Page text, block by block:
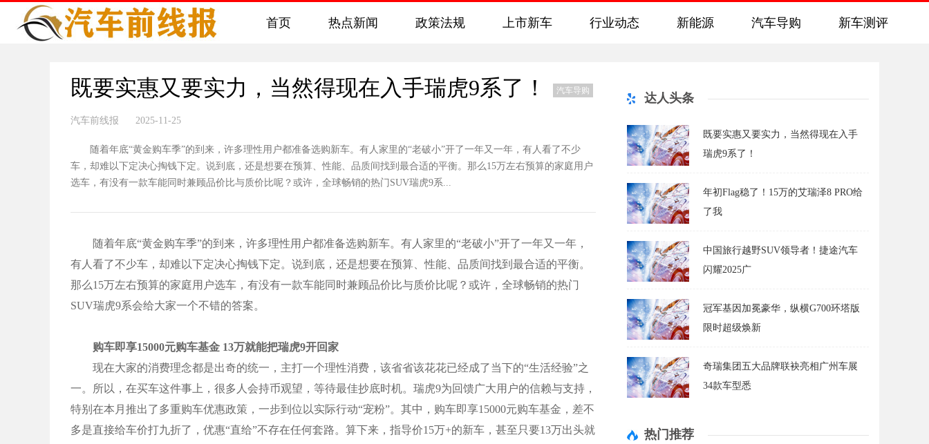
首页 热点新闻 政策法规 上市新车 行业动态 新能源 汽车导购 新车测评
既要实惠又要实力，当然得现在入手瑞虎9系了！ 汽车导购
汽车前线报 2025-11-25
随着年底“黄金购车季”的到来，许多理性用户都准备选购新车。有人家里的“老破小”开了一年又一年，有人看了不少
车，却难以下定决心掏钱下定。说到底，还是想要在预算、性能、品质间找到最合适的平衡。那么15万左右预算的家庭用户
选车，有没有一款车能同时兼顾品价比与质价比呢？或许，全球畅销的热门SUV瑞虎9系...
随着年底“黄金购车季”的到来，许多理性用户都准备选购新车。有人家里的“老破小”开了一年又一年，
有人看了不少车，却难以下定决心掏钱下定。说到底，还是想要在预算、性能、品质间找到最合适的平衡。
那么15万左右预算的家庭用户选车，有没有一款车能同时兼顾品价比与质价比呢？或许，全球畅销的热门
SUV瑞虎9系会给大家一个不错的答案。
购车即享15000元购车基金 13万就能把瑞虎9开回家
现在大家的消费理念都是出奇的统一，主打一个理性消费，该省省该花花已经成了当下的“生活经验”之
一。所以，在买车这件事上，很多人会持币观望，等待最佳抄底时机。瑞虎9为回馈广大用户的信赖与支持，
特别在本月推出了多重购车优惠政策，一步到位以实际行动“宠粉”。其中，购车即享15000元购车基金，差不
多是直接给车价打九折了，优惠“直给”不存在任何套路。算下来，指导价15万+的新车，甚至只要13万出头就
达人头条
既要实惠又要实力，当然得现在入手
瑞虎9系了！
年初Flag稳了！15万的艾瑞泽8 PRO给
了我
中国旅行越野SUV领导者！捷途汽车
闪耀2025广
冠军基因加冕豪华，纵横G700环塔版
限时超级焕新
奇瑞集团五大品牌联袂亮相广州车展
34款车型悉
热门推荐